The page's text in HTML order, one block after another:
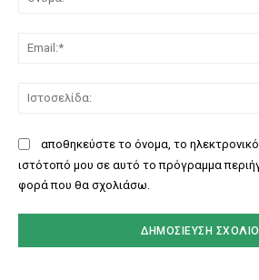
αποθηκεύστε το όνομα, το
ιστότοπό μου σε αυτό το πρόγραμμα
φορά που θα σχολιάσω.